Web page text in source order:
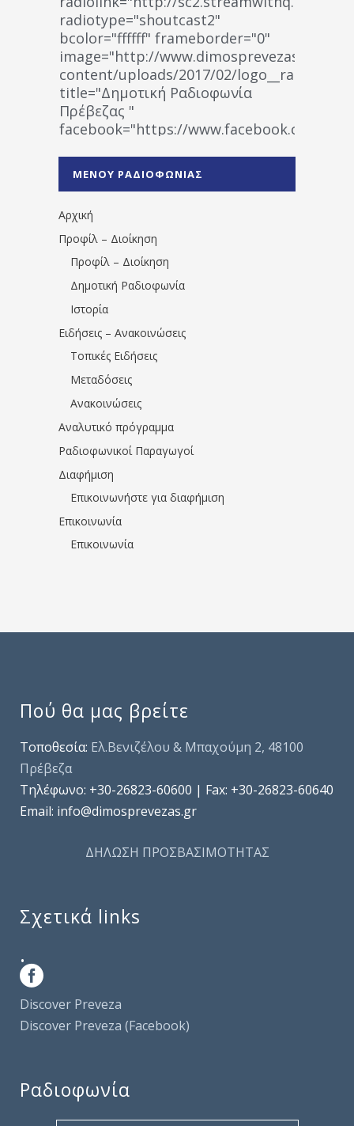
radiotype="shoutcast2"
bcolor="ffffff" frameborder="0"
image="http://www.dimosprevezas.gr/wp-
content/uploads/2017/02/
title="Δημοτική Ραδιοφωνία
Πρέβεζας "
facebook="https://www.facebook.com/
1531194763766854/" artist="" ]
ΜΕΝΟΥ ΡΑΔΙΟΦΩΝΙΑΣ
Αρχική
Προφίλ – Διοίκηση
Προφίλ – Διοίκηση
Δημοτική Ραδιοφωνία
Ιστορία
Ειδήσεις – Ανακοινώσεις
Τοπικές Ειδήσεις
Μεταδόσεις
Ανακοινώσεις
Αναλυτικό πρόγραμμα
Ραδιοφωνικοί Παραγωγοί
Διαφήμιση
Επικοινωνήστε για διαφήμιση
Επικοινωνία
Επικοινωνία
Πού θα μας βρείτε
Τοποθεσία: Ελ.Βενιζέλου & Μπαχούμη 2, 48100
Πρέβεζα
Τηλέφωνo: +30-26823-60600 | Fax: +30-26823-60640
Email: info@dimosprevezas.gr
ΔΗΛΩΣΗ ΠΡΟΣΒΑΣΙΜΟΤΗΤΑΣ
Σχετικά links
.
Discover Preveza
Discover Preveza (Facebook)
Ραδιοφωνία